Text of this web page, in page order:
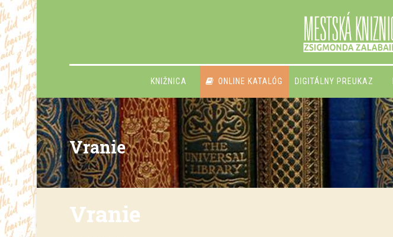
KNIŽNICA ONLINE KATALÓG DIGITÁLNY PREUKAZ
Vranie
Vranie